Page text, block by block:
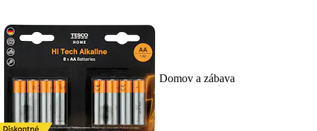
Domov a zábava